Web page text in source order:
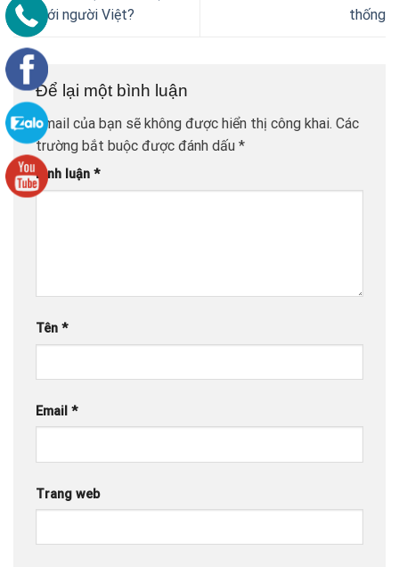
hợp với người Việt?
thống
Để lại một bình luận
Email của bạn sẽ không được hiển thị công khai. Các
trường bắt buộc được đánh dấu *
Bình luận *
Tên *
Email *
Trang web